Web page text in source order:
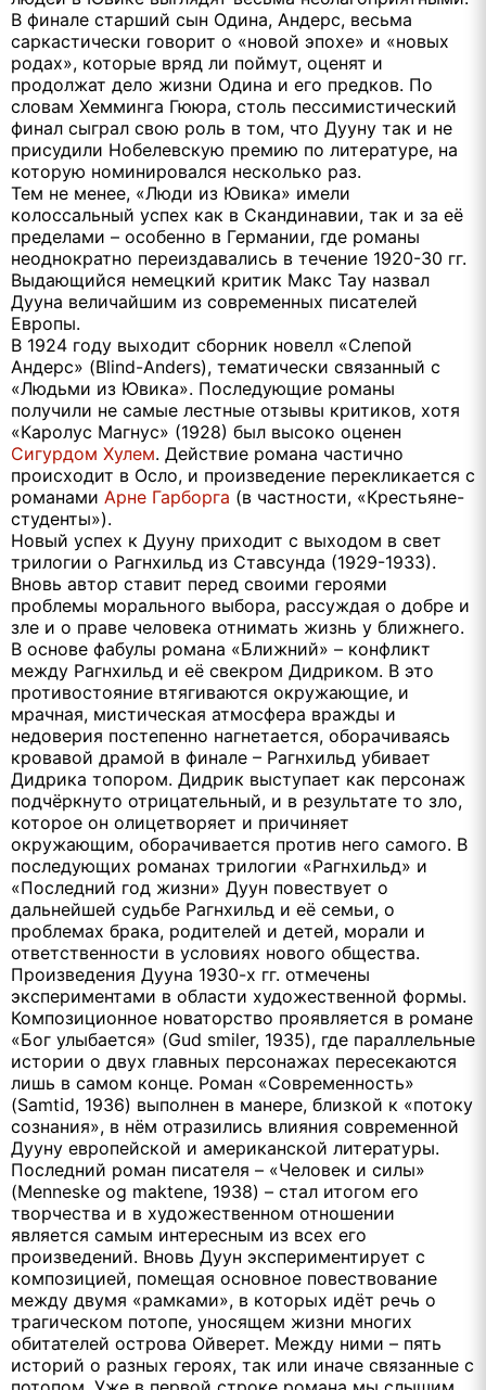
В финале старший сын Одина, Андерс, весьма
саркастически говорит о «новой эпохе» и «новых
родах», которые вряд ли поймут, оценят и
продолжат дело жизни Одина и его предков. По
словам Хемминга Гююра, столь пессимистический
финал сыграл свою роль в том, что Дууну так и не
присудили Нобелевскую премию по литературе, на
которую номинировался несколько раз.
Тем не менее, «Люди из Ювика» имели
колоссальный успех как в Скандинавии, так и за её
пределами – особенно в Германии, где романы
неоднократно переиздавались в течение 1920-30 гг.
Выдающийся немецкий критик Макс Тау назвал
Дууна величайшим из современных писателей
Европы.
В 1924 году выходит сборник новелл «Слепой
Андерс» (Blind-Anders), тематически связанный с
«Людьми из Ювика». Последующие романы
получили не самые лестные отзывы критиков, хотя
«Каролус Магнус» (1928) был высоко оценен
Сигурдом Хулем. Действие романа частично
происходит в Осло, и произведение перекликается с
романами Арне Гарборга (в частности, «Крестьяне-
студенты»).
Новый успех к Дууну приходит с выходом в свет
трилогии о Рагнхильд из Ставсунда (1929-1933).
Вновь автор ставит перед своими героями
проблемы морального выбора, рассуждая о добре и
зле и о праве человека отнимать жизнь у ближнего.
В основе фабулы романа «Ближний» – конфликт
между Рагнхильд и её свекром Дидриком. В это
противостояние втягиваются окружающие, и
мрачная, мистическая атмосфера вражды и
недоверия постепенно нагнетается, оборачиваясь
кровавой драмой в финале – Рагнхильд убивает
Дидрика топором. Дидрик выступает как персонаж
подчёркнуто отрицательный, и в результате то зло,
которое он олицетворяет и причиняет
окружающим, оборачивается против него самого. В
последующих романах трилогии «Рагнхильд» и
«Последний год жизни» Дуун повествует о
дальнейшей судьбе Рагнхильд и её семьи, о
проблемах брака, родителей и детей, морали и
ответственности в условиях нового общества.
Произведения Дууна 1930-х гг. отмечены
экспериментами в области художественной формы.
Композиционное новаторство проявляется в романе
«Бог улыбается» (Gud smiler, 1935), где параллельные
истории о двух главных персонажах пересекаются
лишь в самом конце. Роман «Современность»
(Samtid, 1936) выполнен в манере, близкой к «потоку
сознания», в нём отразились влияния современной
Дууну европейской и американской литературы.
Последний роман писателя – «Человек и силы»
(Menneske og maktene, 1938) – стал итогом его
творчества и в художественном отношении
является самым интересным из всех его
произведений. Вновь Дуун экспериментирует с
композицией, помещая основное повествование
между двумя «рамками», в которых идёт речь о
трагическом потопе, уносящем жизни многих
обитателей острова Ойверет. Между ними – пять
историй о разных героях, так или иначе связанные с